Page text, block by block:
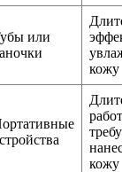
или
кожу
кожу